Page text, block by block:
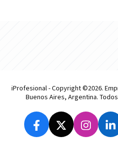
iProfesional - Copyright ©2026.
Buenos Aires, Argentina.